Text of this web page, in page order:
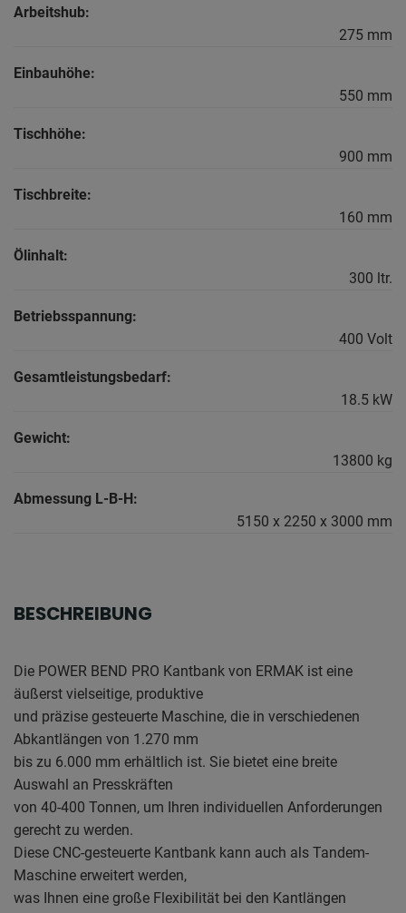
Arbeitshub:
275 mm
Einbauhöhe:
550 mm
Tischhöhe:
900 mm
Tischbreite:
160 mm
Ölinhalt:
300 ltr.
Betriebsspannung:
400 Volt
Gesamtleistungsbedarf:
18.5 kW
Gewicht:
13800 kg
Abmessung L-B-H:
5150 x 2250 x 3000 mm
BESCHREIBUNG
Die POWER BEND PRO Kantbank von ERMAK ist eine
äußerst vielseitige, produktive
und präzise gesteuerte Maschine, die in verschiedenen
Abkantlängen von 1.270 mm
bis zu 6.000 mm erhältlich ist. Sie bietet eine breite
Auswahl an Presskräften
von 40-400 Tonnen, um Ihren individuellen Anforderungen
gerecht zu werden.
Diese CNC-gesteuerte Kantbank kann auch als Tandem-
Maschine erweitert werden,
was Ihnen eine große Flexibilität bei den Kantlängen